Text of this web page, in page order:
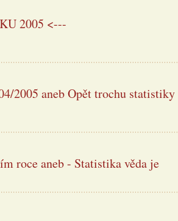
2005 <---
2005 aneb Opět trochu statistiky
roce aneb - Statistika věda je